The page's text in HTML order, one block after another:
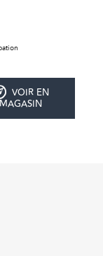
VOIR EN
MAGASIN